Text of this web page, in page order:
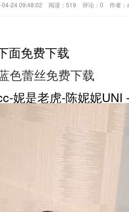
24 09:48:02 阅读： 519 评论： 0 作者：
面免费下载
色蕾丝免费下载
妮是老虎-陈妮妮UNI